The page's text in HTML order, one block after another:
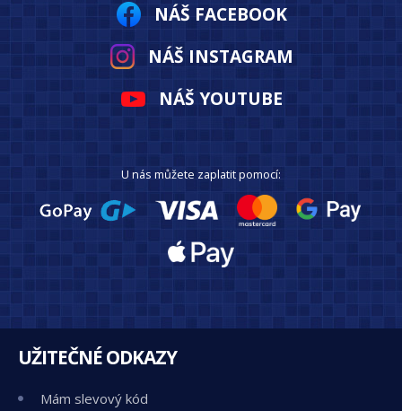
NÁŠ FACEBOOK
NÁŠ INSTAGRAM
NÁŠ YOUTUBE
U nás můžete zaplatit pomocí:
UŽITEČNÉ ODKAZY
Mám slevový kód